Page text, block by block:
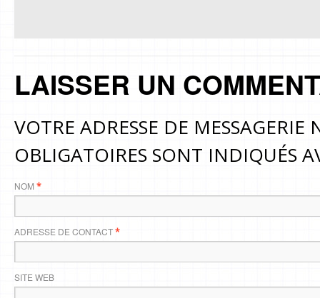
LAISSER UN
VOTRE ADRESSE DE MESSAGERIE
OBLIGATOIRES SONT INDIQUÉS
NOM *
ADRESSE DE CONTACT*
SITE WEB